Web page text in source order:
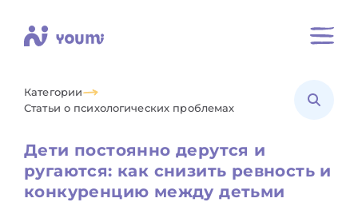
Категории
Статьи о психологических проблемах
Дети постоянно дерутся и
ругаются: как снизить ревность и
конкуренцию между детьми